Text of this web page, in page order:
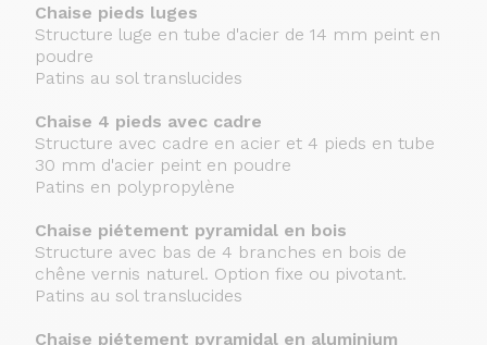
Chaise pieds luges
Structure luge en tube d'acier de 14 mm peint en
poudre
Patins au sol translucides
Chaise 4 pieds avec cadre
Structure avec cadre en acier et 4 pieds en tube
30 mm d'acier peint en poudre
Patins en polypropylène
Chaise piétement pyramidal en bois
Structure avec bas de 4 branches en bois de
chêne vernis naturel. Option fixe ou pivotant.
Patins au sol translucides
Chaise piétement pyramidal en aluminium